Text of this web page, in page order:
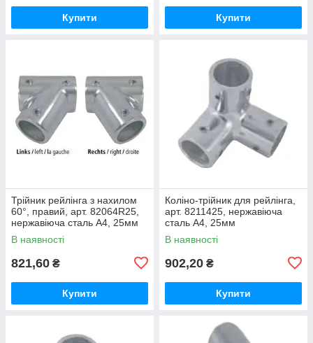
Купити Купити
Трійник рейлінга з нахилом
60°, правий, арт. 82064R25,
нержавіюча сталь А4, 25мм
В наявності
821,60 ₴
Купити
Коліно-трійник для рейлінга,
арт. 8211425, нержавіюча
сталь А4, 25мм
В наявності
902,20 ₴
Купити